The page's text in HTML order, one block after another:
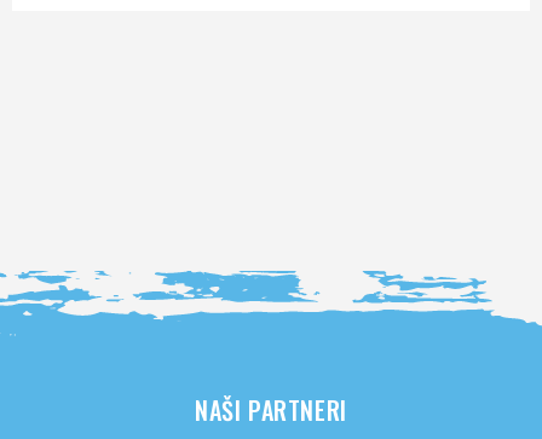
NAŠI PARTNERI